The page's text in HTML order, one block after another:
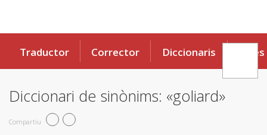
Traductor Corrector Diccionaris Eines
Diccionari de sinònims: «goliard»
Compartiu